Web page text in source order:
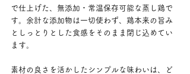
で仕上げた、無添加・常温保存可能な蒸し鶏で
す。余計な添加物は一切使わず、鶏本来の旨み
としっとりとした食感をそのまま閉じ込めてい
ます。
素材の良さを活かしたシンプルな味わいは、ど